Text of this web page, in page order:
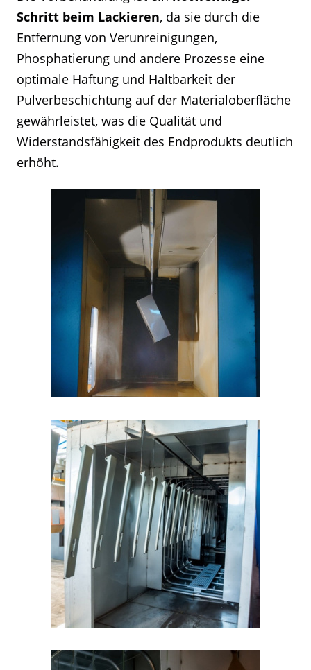
Schritt beim Lackieren, da sie durch die
Entfernung von Verunreinigungen,
Phosphatierung und andere Prozesse eine
optimale Haftung und Haltbarkeit der
Pulverbeschichtung auf der Materialoberfläche
gewährleistet, was die Qualität und
Widerstandsfähigkeit des Endprodukts deutlich
erhöht.